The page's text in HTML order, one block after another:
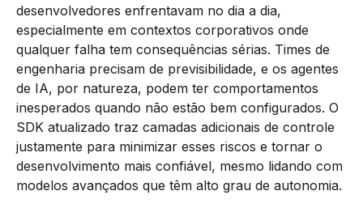
desenvolvedores enfrentavam no dia a dia,
especialmente em contextos corporativos onde
qualquer falha tem consequências sérias. Times de
engenharia precisam de previsibilidade, e os agentes
de IA, por natureza, podem ter comportamentos
inesperados quando não estão bem configurados. O
SDK atualizado traz camadas adicionais de controle
justamente para minimizar esses riscos e tornar o
desenvolvimento mais confiável, mesmo lidando com
modelos avançados que têm alto grau de autonomia.